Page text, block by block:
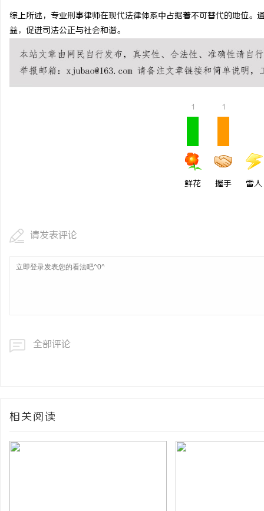
综上所述，专业刑事律师在现代法律体系中占据着不可替代的地位
益，促进司法公正与社会和谐。
1
鲜花
1
握手 雷人
请发表评论
全部评论
相关阅读
ai却天天给他免费派单？